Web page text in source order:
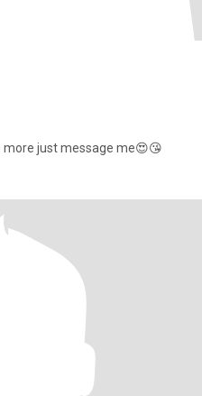
more just message me😍😘